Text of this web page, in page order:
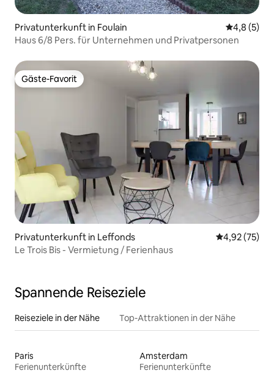
Privatunterkunft in Foulain
4,8 (5)
Haus 6/8 Pers. für Unternehmen und Privatpersonen
Gäste-Favorit
Gäste-Favorit
Privatunterkunft in Leffonds
4,92 (75)
Le Trois Bis - Vermietung / Ferienhaus
Spannende Reiseziele
Reiseziele in der Nähe Top-Attraktionen in der Nähe
Paris
Ferienunterkünfte
Amsterdam
Ferienunterkünfte